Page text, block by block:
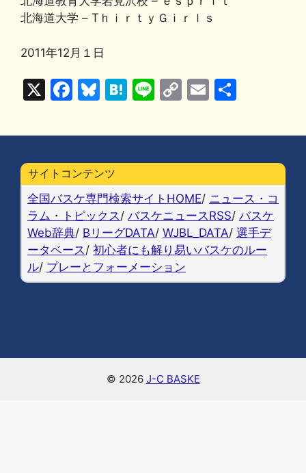
北海道大学 – TｈｉｒｔｙＧｉｒｌｓ
2011年12月１日
X
F
c
b
o
o
k
Bl
e
k
y
H
e
Li
e
C
p
n
k
E
ai
サイトコンテンツ
全国バスケ専門検索サイトHOME/ ニュース・コ
ラム・トピックス/ バスケニュースRSS/ バスケ
Web辞典/ BリーグDATA/ WJBL_DATA/ 選手デ
ータベース/ 初心者にも解り易いバスケのルー
ル/ プレーとフォーメーション
© 2026 J-C BASKE